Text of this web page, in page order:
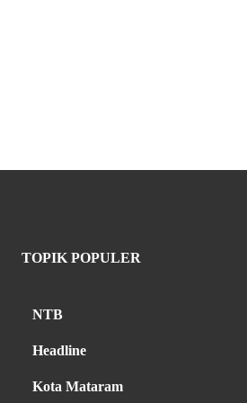
TOPIK POPULER
NTB
Headline
Kota Mataram